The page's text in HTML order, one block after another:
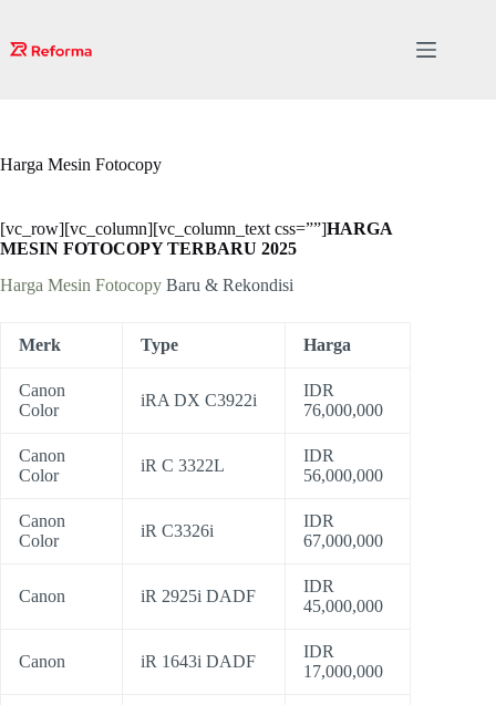
content
Harga Mesin Fotocopy
[vc_row][vc_column][vc_column_text css=””]HARGA
MESIN FOTOCOPY TERBARU 2025
Harga Mesin Fotocopy Baru & Rekondisi
Merk Type Harga
Canon
Color
iRA DX C3922i
IDR
76,000,000
Canon
Color
iR C 3322L
IDR
56,000,000
Canon
Color
iR C3326i
IDR
67,000,000
Canon iR 2925i DADF
IDR
45,000,000
Canon iR 1643i DADF
IDR
17,000,000